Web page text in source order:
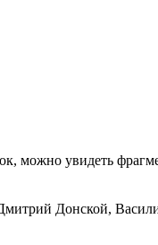
можно увидеть
Донской,